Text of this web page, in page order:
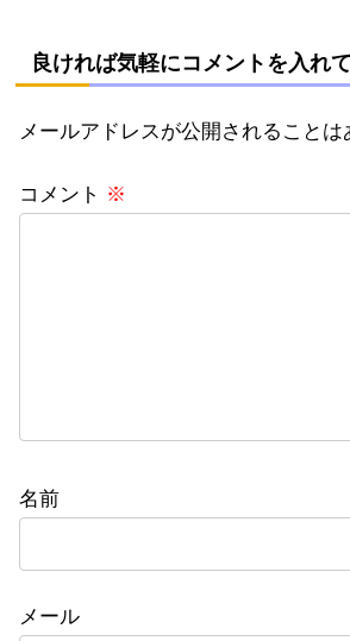
良ければ気軽にコメントを入れ
メールアドレスが公開されることは
コメント ※
名前
メール